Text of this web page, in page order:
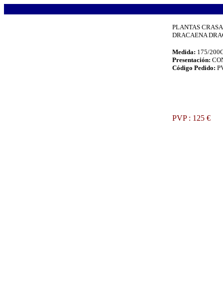
PLANTAS
DRACAENA
Medida: 175/
Presentación:
Código Pedido:
PVP : 125 €